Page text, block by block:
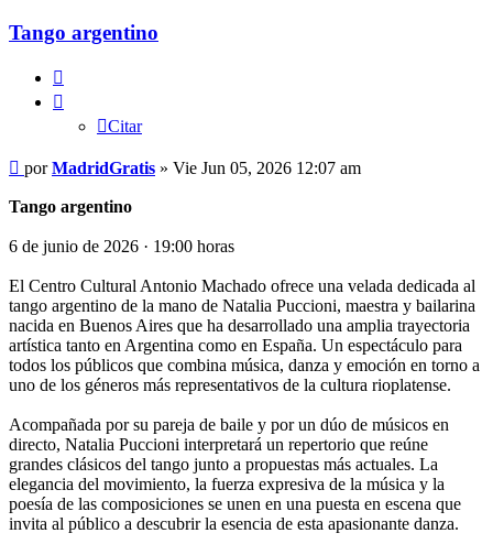
Tango argentino
Citar
Mensaje
porMadridGratis » Vie Jun 05, 2026 12:07 am
Tango argentino
6 de junio de 2026 · 19:00 horas
El Centro Cultural Antonio Machado ofrece una velada dedicada al
tango argentino de la mano de Natalia Puccioni, maestra y bailarina
nacida en Buenos Aires que ha desarrollado una amplia trayectoria
artística tanto en Argentina como en España. Un espectáculo para
todos los públicos que combina música, danza y emoción en torno a
uno de los géneros más representativos de la cultura rioplatense.
Acompañada por su pareja de baile y por un dúo de músicos en
directo, Natalia Puccioni interpretará un repertorio que reúne
grandes clásicos del tango junto a propuestas más actuales. La
elegancia del movimiento, la fuerza expresiva de la música y la
poesía de las composiciones se unen en una puesta en escena que
invita al público a descubrir la esencia de esta apasionante danza.